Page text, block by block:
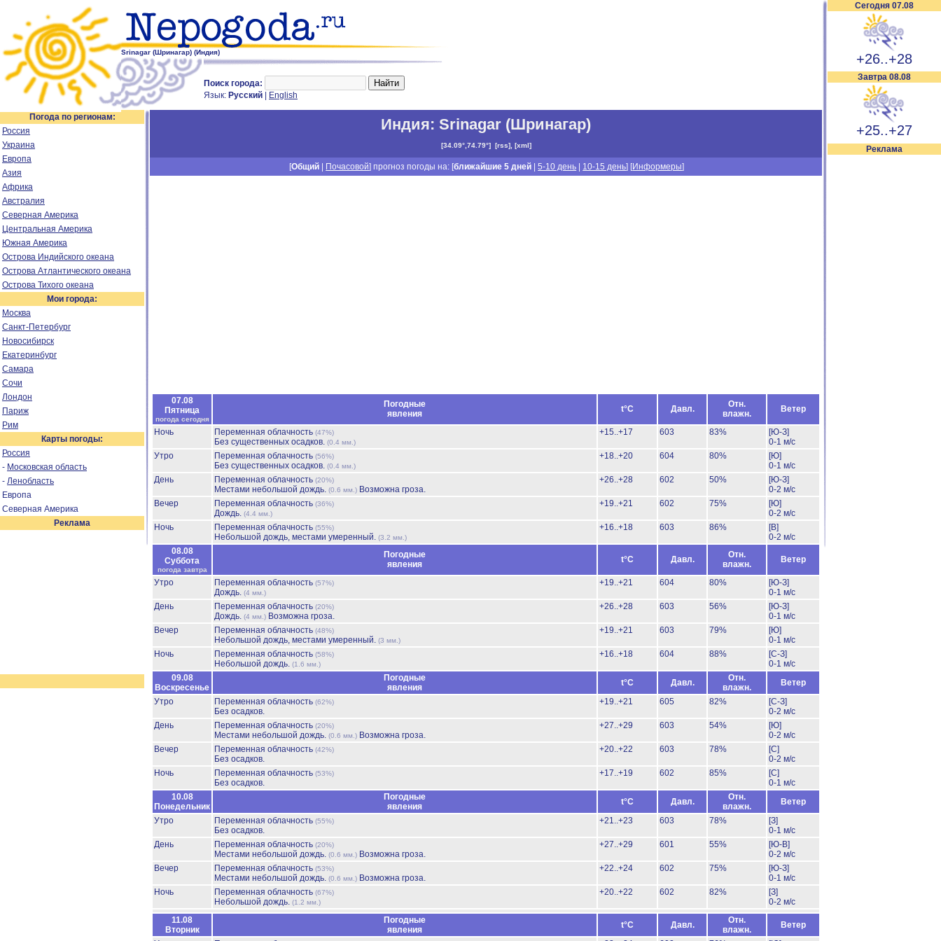
Srinagar (Шринагар) (Индия)
Поиск города:
Язык: Русский English
Сегодня 07.08
+26..+28
Завтра 08.08
+25..+27
Реклама
Погода по регионам:
Россия
Украина
Европа
Азия
Африка
Австралия
Северная Америка
Центральная Америка
Южная Америка
Острова Индийского океана
Острова Атлантического океана
Острова Тихого океана
Мои города:
Москва
Санкт-Петербург
Новосибирск
Екатеринбург
Самара
Сочи
Лондон
Париж
Рим
Карты погоды:
Россия
- Московская область
- Ленобласть
Европа
Северная Америка
Реклама
Индия: Srinagar (Шринагар)
[34.09°,74.79°] [rss], [xml]
[Общий Почасовой] прогноз погоды на: [ближайшие 5 дней |5-10 день 10-15 день] [Информеры]
07.08
Пятница
погода сегодня
Погодные
явления
t°C Давл.
Отн.
влажн.
Ветер
Ночь Переменная облачность (47%)
Без существенных осадков. (0.4 мм.)
+15..+17 603 83%
[Ю-З]
0-1 м/с
Утро
Переменная облачность (56%)
Без существенных осадков. (0.4 мм.)
+18..+20 604 80%
[Ю]
0-1 м/с
День
Переменная облачность (20%)
Местами небольшой дождь. (0.6 мм.) Возможна гроза.
+26..+28 602 50%
[Ю-З]
0-2 м/с
Вечер
Переменная облачность (36%)
Дождь. (4.4 мм.)
+19..+21 602 75%
[Ю]
0-2 м/с
Ночь
Переменная облачность (55%)
Небольшой дождь, местами умеренный. (3.2 мм.)
+16..+18 603 86%
[В]
0-2 м/с
08.08
Суббота
погода завтра
Погодные
явления
t°C Давл.
Отн.
влажн.
Ветер
Утро Переменная облачность (57%)
Дождь. (4 мм.)
+19..+21 604 80%
[Ю-З]
0-1 м/с
День
Переменная облачность (20%)
Дождь. (4 мм.) Возможна гроза.
+26..+28 603 56%
[Ю-З]
0-1 м/с
Вечер
Переменная облачность (48%)
Небольшой дождь, местами умеренный. (3 мм.)
+19..+21 603 79%
[Ю]
0-1 м/с
Ночь
Переменная облачность (58%)
Небольшой дождь. (1.6 мм.)
+16..+18 604 88%
[С-З]
0-1 м/с
09.08
Воскресенье
Погодные
явления
t°C Давл.
Отн.
влажн.
Ветер
Утро
Переменная облачность (62%)
Без осадков.
+19..+21 605 82%
[С-З]
0-2 м/с
День
Переменная облачность (20%)
Местами небольшой дождь. (0.6 мм.) Возможна гроза.
+27..+29 603 54%
[Ю]
0-2 м/с
Вечер
Переменная облачность (42%)
Без осадков.
+20..+22 603 78%
[С]
0-2 м/с
Ночь
Переменная облачность (53%)
Без осадков.
+17..+19 602 85%
[С]
0-1 м/с
10.08
Понедельник
Погодные
явления
t°C Давл.
Отн.
влажн.
Ветер
Утро
Переменная облачность (55%)
Без осадков.
+21..+23 603 78%
[З]
0-1 м/с
День
Переменная облачность (20%)
Местами небольшой дождь. (0.6 мм.) Возможна гроза.
+27..+29 601 55%
[Ю-В]
0-2 м/с
Вечер
Переменная облачность (53%)
Местами небольшой дождь. (0.6 мм.) Возможна гроза.
+22..+24 602 75%
[Ю-З]
0-1 м/с
Ночь
Переменная облачность (67%)
Небольшой дождь. (1.2 мм.)
+20..+22 602 82%
[З]
0-2 м/с
11.08
Вторник
Погодные
явления
t°C Давл.
Отн.
влажн.
Ветер